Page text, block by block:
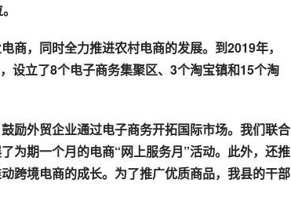
商，同时全力推进农村电商的发展。到2019年，
设立了8个电子商务集聚区、3个淘宝镇和15个淘
励外贸企业通过电子商务开拓国际市场。我们联合
为期一个月的电商“网上服务月”活动。此外，还推
跨境电商的成长。为了推广优质商品，我县的干部